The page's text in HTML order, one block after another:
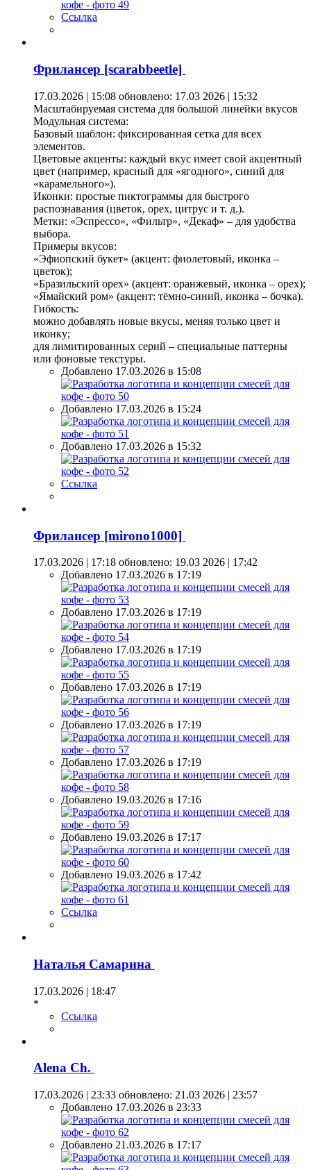
Ссылка
Фрилансер [scarabbeetle]
17.03.2026 | 15:08 обновлено: 17.03 2026 | 15:32
Масштабируемая система для большой линейки вкусов
Модульная система:
Базовый шаблон: фиксированная сетка для всех
элементов.
Цветовые акценты: каждый вкус имеет свой акцентный
цвет (например, красный для «ягодного», синий для
«карамельного»).
Иконки: простые пиктограммы для быстрого
распознавания (цветок, орех, цитрус и т. д.).
Метки: «Эспрессо», «Фильтр», «Декаф» – для удобства
выбора.
Примеры вкусов:
«Эфиопский букет» (акцент: фиолетовый, иконка –
цветок);
«Бразильский орех» (акцент: оранжевый, иконка – орех);
«Ямайский ром» (акцент: тёмно-синий, иконка – бочка).
Гибкость:
можно добавлять новые вкусы, меняя только цвет и
иконку;
для лимитированных серий – специальные паттерны
или фоновые текстуры.
Добавлено 17.03.2026 в 15:08
Добавлено 17.03.2026 в 15:24
Добавлено 17.03.2026 в 15:32
Ссылка
Фрилансер [mirono1000]
17.03.2026 | 17:18 обновлено: 19.03 2026 | 17:42
Добавлено 17.03.2026 в 17:19
Добавлено 17.03.2026 в 17:19
Добавлено 17.03.2026 в 17:19
Добавлено 17.03.2026 в 17:19
Добавлено 17.03.2026 в 17:19
Добавлено 17.03.2026 в 17:19
Добавлено 19.03.2026 в 17:16
Добавлено 19.03.2026 в 17:17
Добавлено 19.03.2026 в 17:42
Ссылка
Наталья Самарина
17.03.2026 | 18:47
*
Ссылка
Alena Ch.
17.03.2026 | 23:33 обновлено: 21.03 2026 | 23:57
Добавлено 17.03.2026 в 23:33
Добавлено 21.03.2026 в 17:17